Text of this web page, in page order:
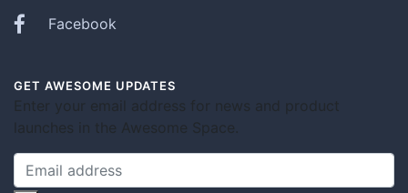
Facebook
GET AWESOME UPDATES
Enter your email address for news and product
launches in the Awesome Space.